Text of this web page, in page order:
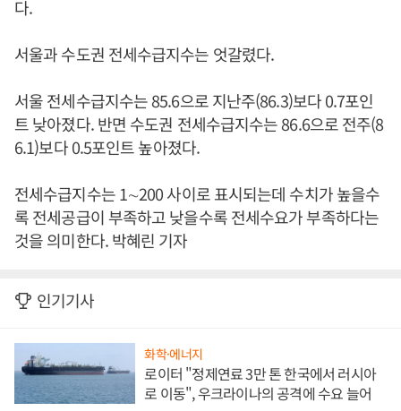
다.
서울과 수도권 전세수급지수는 엇갈렸다.
서울 전세수급지수는 85.6으로 지난주(86.3)보다 0.7포인
트 낮아졌다. 반면 수도권 전세수급지수는 86.6으로 전주(8
6.1)보다 0.5포인트 높아졌다.
전세수급지수는 1∼200 사이로 표시되는데 수치가 높을수
록 전세공급이 부족하고 낮을수록 전세수요가 부족하다는
것을 의미한다. 박혜린 기자
인기기사
화학·에너지
로이터 "정제연료 3만 톤 한국에서 러시아
로 이동", 우크라이나의 공격에 수요 늘어